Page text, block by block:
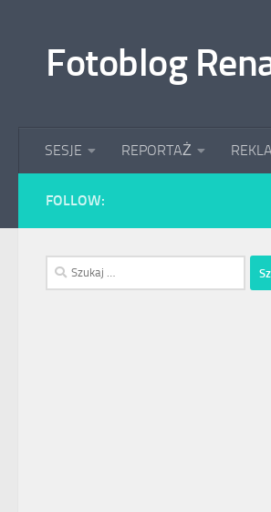
Fotoblog
SESJE REPORTAŻ
FOLLOW:
Szukaj: